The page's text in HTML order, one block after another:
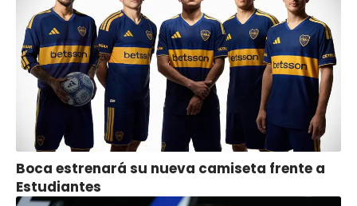
Boca estrenará su nueva camiseta frente a
Estudiantes